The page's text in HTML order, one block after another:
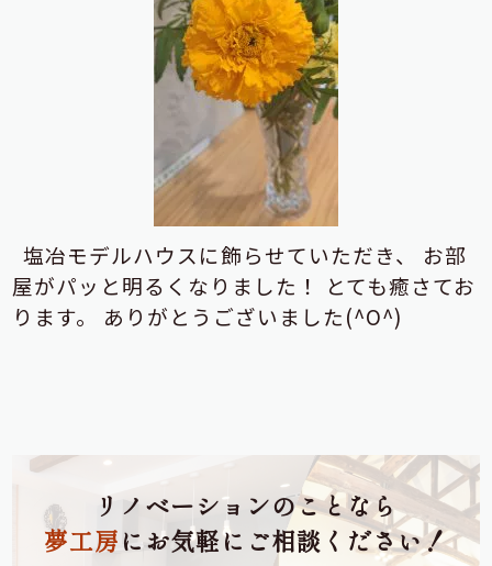
塩冶モデルハウスに飾らせていただき、
お部
屋がパッと明るくなりました！
とても癒さてお
ります。
ありがとうございました(^O^)
リノベーションのことなら
夢工房にお気軽にご相談ください！